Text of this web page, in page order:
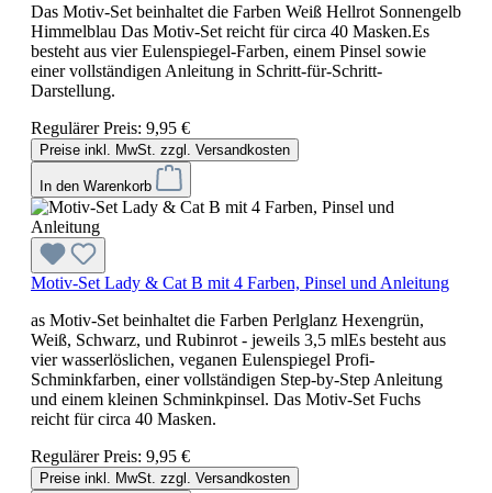
Das Motiv-Set beinhaltet die Farben Weiß Hellrot Sonnengelb
Himmelblau Das Motiv-Set reicht für circa 40 Masken.Es
besteht aus vier Eulenspiegel-Farben, einem Pinsel sowie
einer vollständigen Anleitung in Schritt-für-Schritt-
Darstellung.
Regulärer Preis: 9,95 €
Preise inkl. MwSt. zzgl. Versandkosten
In den Warenkorb
Motiv-Set Lady & Cat B mit 4 Farben, Pinsel und Anleitung
as Motiv-Set beinhaltet die Farben Perlglanz Hexengrün,
Weiß, Schwarz, und Rubinrot - jeweils 3,5 mlEs besteht aus
vier wasserlöslichen, veganen Eulenspiegel Profi-
Schminkfarben, einer vollständigen Step-by-Step Anleitung
und einem kleinen Schminkpinsel. Das Motiv-Set Fuchs
reicht für circa 40 Masken.
Regulärer Preis: 9,95 €
Preise inkl. MwSt. zzgl. Versandkosten